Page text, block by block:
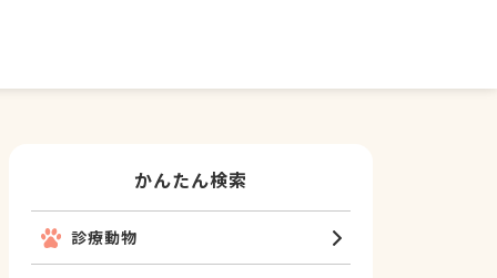
かんたん検索
診療動物